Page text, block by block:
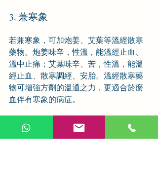
3. 兼寒象
若兼寒象，可加炮姜、艾葉等溫經散寒
藥物。炮姜味辛，性溫，能溫經止血、
溫中止痛；艾葉味辛、苦，性溫，能溫
經止血、散寒調經、安胎。溫經散寒藥
物可增強方劑的溫通之力，更適合於瘀
血伴有寒象的病症。
4. 兼熱象